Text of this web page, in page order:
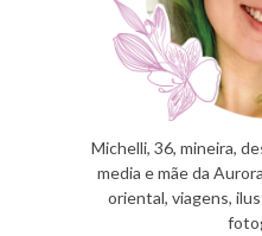
Michelli, 36, mineira,
media e mãe da
oriental, viagens,